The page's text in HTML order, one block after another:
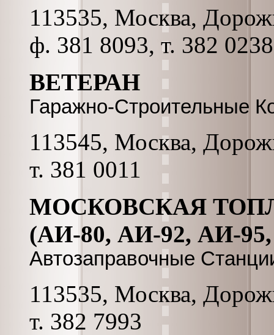
113535, Москва,
ф. 381 8093, т. 382 0238
ВЕТЕРАН
Гаражно-Строительные
113545, Москва,
т. 381 0011
МОСКОВСКАЯ
(АИ-80, АИ-92, АИ-
Автозаправочные
113535, Москва,
т. 382 7993